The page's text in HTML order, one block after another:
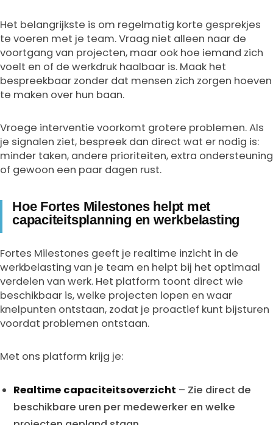
Het belangrijkste is om regelmatig korte gesprekjes
te voeren met je team. Vraag niet alleen naar de
voortgang van projecten, maar ook hoe iemand zich
voelt en of de werkdruk haalbaar is. Maak het
bespreekbaar zonder dat mensen zich zorgen hoeven
te maken over hun baan.
Vroege interventie voorkomt grotere problemen. Als
je signalen ziet, bespreek dan direct wat er nodig is:
minder taken, andere prioriteiten, extra ondersteuning
of gewoon een paar dagen rust.
Hoe Fortes Milestones helpt met
capaciteitsplanning en werkbelasting
Fortes Milestones geeft je realtime inzicht in de
werkbelasting van je team en helpt bij het optimaal
verdelen van werk. Het platform toont direct wie
beschikbaar is, welke projecten lopen en waar
knelpunten ontstaan, zodat je proactief kunt bijsturen
voordat problemen ontstaan.
Met ons platform krijg je:
Realtime capaciteitsoverzicht – Zie direct de
beschikbare uren per medewerker en welke